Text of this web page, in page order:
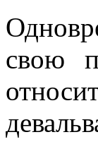
свою